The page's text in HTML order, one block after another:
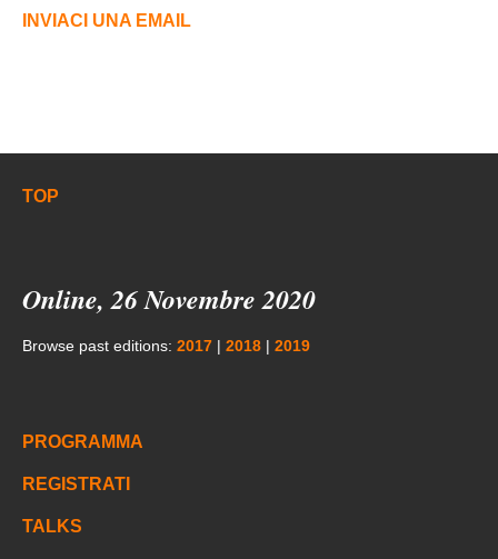
INVIACI UNA EMAIL
TOP
Online, 26 Novembre 2020
Browse past editions: 2017 | 2018 | 2019
PROGRAMMA
REGISTRATI
TALKS